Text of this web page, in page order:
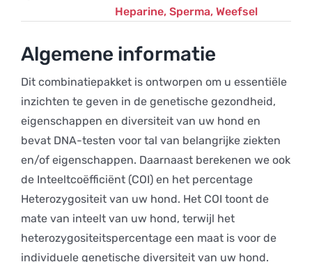
Heparine, Sperma, Weefsel
Algemene informatie
Dit combinatiepakket is ontworpen om u essentiële
inzichten te geven in de genetische gezondheid,
eigenschappen en diversiteit van uw hond en
bevat DNA-testen voor tal van belangrijke ziekten
en/of eigenschappen. Daarnaast berekenen we ook
de Inteeltcoëfficiënt (COI) en het percentage
Heterozygositeit van uw hond. Het COI toont de
mate van inteelt van uw hond, terwijl het
heterozygositeitspercentage een maat is voor de
individuele genetische diversiteit van uw hond.